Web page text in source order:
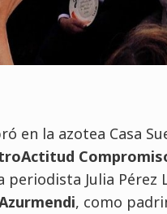
en la azotea Casa
Julia Pérez
, como